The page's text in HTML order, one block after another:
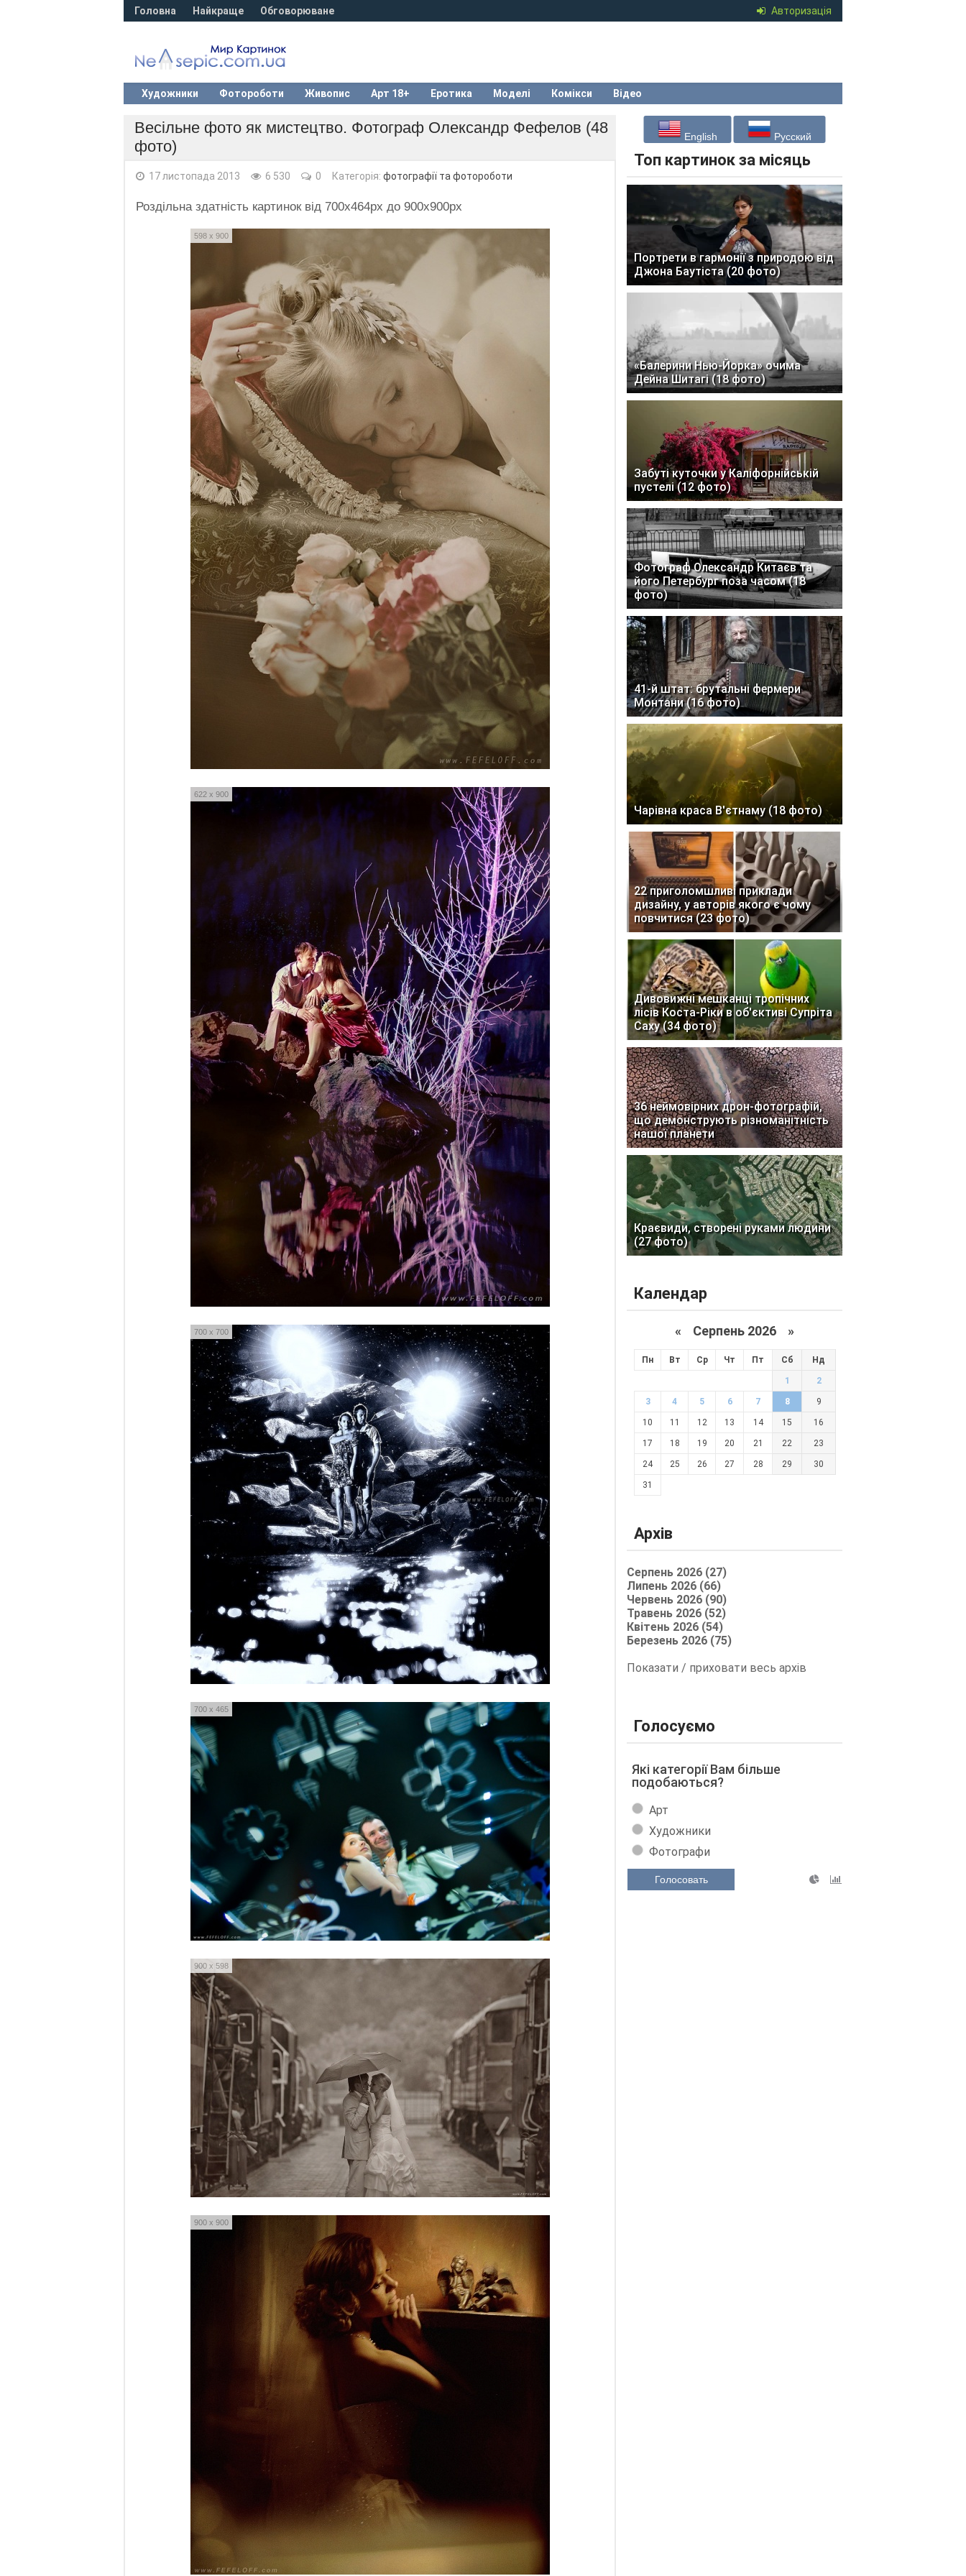
Авторизація
Головна Найкраще Обговорюване
Художники Фотороботи Живопис Арт 18+ Еротика Моделі Комікси Відео
Весільне фото як мистецтво. Фотограф Олександр Фефелов (48
фото)
17 листопада 2013 6 530 0 Категорія: фотографії та фотороботи
Роздільна здатність картинок від 700x464px до 900x900px
598 x 900
622 x 900
700 x 700
700 x 465
900 x 598
900 x 900
English Русский
Топ картинок за місяць
Портрети в гармонії з природою від
Джона Баутіста (20 фото)
«Балерини Нью-Йорка» очима
Дейна Шитагі (18 фото)
Забуті куточки у Каліфорнійській
пустелі (12 фото)
Фотограф Олександр Китаєв та
його Петербург поза часом (18
фото)
41-й штат: брутальні фермери
Монтани (16 фото)
Чарівна краса В'єтнаму (18 фото)
22 приголомшливі приклади
дизайну, у авторів якого є чому
повчитися (23 фото)
Дивовижні мешканці тропічних
лісів Коста-Ріки в об'єктиві Супріта
Саху (34 фото)
36 неймовірних дрон-фотографій,
що демонструють різноманітність
нашої планети
Краєвиди, створені руками людини
(27 фото)
Календар
« Серпень 2026 »
Пн Вт Ср Чт Пт Сб Нд
1 2
3 4 5 6 7 8 9
10 11 12 13 14 15 16
17 18 19 20 21 22 23
24 25 26 27 28 29 30
31
Архів
Серпень 2026 (27)
Липень 2026 (66)
Червень 2026 (90)
Травень 2026 (52)
Квітень 2026 (54)
Березень 2026 (75)
Показати / приховати весь архів
Голосуємо
Які категорії Вам більше
подобаються?
Арт
Художники
Фотографи
Голосовать